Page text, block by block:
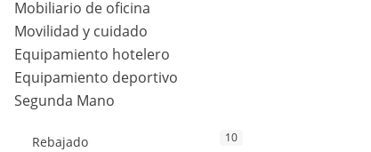
Mobiliario de oficina
Movilidad y cuidado
Equipamiento hotelero
Equipamiento deportivo
Segunda Mano
Rebajado 10